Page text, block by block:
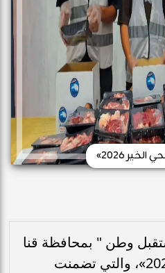
2026»
وطن " بمحافظة قنا
فعالية «أضحي الخير 2026»، والتي تضمنت